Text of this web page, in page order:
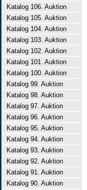
Katalog 106. Auktion
Katalog 105. Auktion
Katalog 104. Auktion
Katalog 103. Auktion
Katalog 102. Auktion
Katalog 101. Auktion
Katalog 100. Auktion
Katalog 99. Auktion
Katalog 98. Auktion
Katalog 97. Auktion
Katalog 96. Auktion
Katalog 95. Auktion
Katalog 94. Auktion
Katalog 93. Auktion
Katalog 92. Auktion
Katalog 91. Auktion
Katalog 90. Auktion